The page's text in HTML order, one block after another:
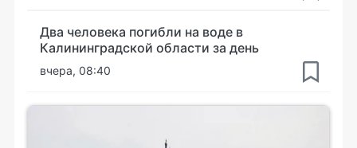
Два человека погибли на воде в
Калининградской области за день
вчера, 08:40